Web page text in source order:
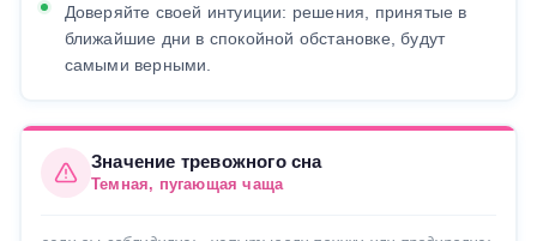
Доверяйте своей интуиции: решения, принятые в
ближайшие дни в спокойной обстановке, будут
самыми верными.
Значение тревожного сна
Темная, пугающая чаща